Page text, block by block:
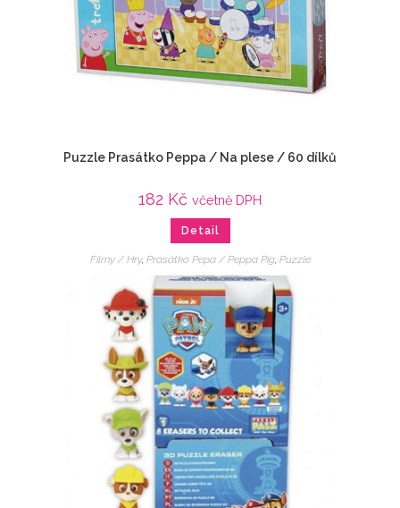
Puzzle Prasátko Peppa / Na plese / 60 dílků
182 Kč včetně DPH
Detail
Filmy / Hry, Prasátko Pepa / Peppa Pig, Puzzle